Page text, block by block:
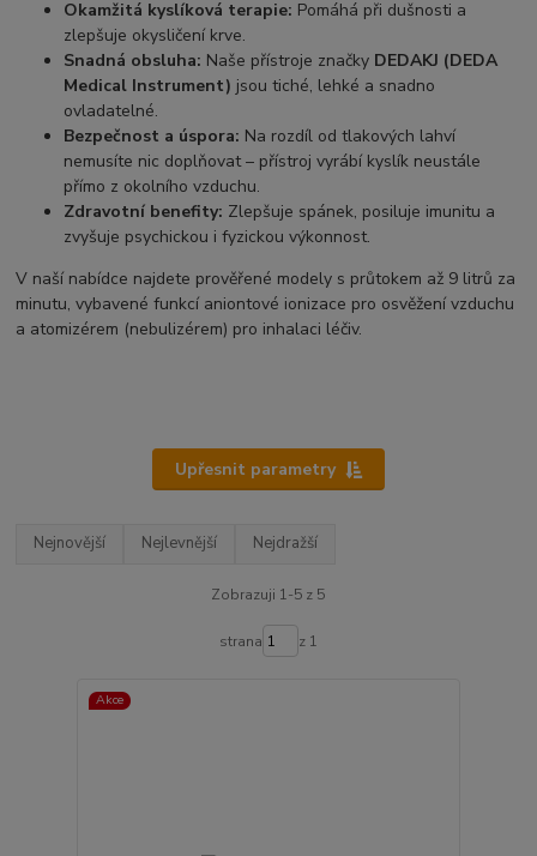
Okamžitá kyslíková terapie: Pomáhá při dušnosti a
zlepšuje okysličení krve.
Snadná obsluha: Naše přístroje značky DEDAKJ (DEDA
Medical Instrument) jsou tiché, lehké a snadno
ovladatelné.
Bezpečnost a úspora: Na rozdíl od tlakových lahví
nemusíte nic doplňovat – přístroj vyrábí kyslík neustále
přímo z okolního vzduchu.
Zdravotní benefity: Zlepšuje spánek, posiluje imunitu a
zvyšuje psychickou i fyzickou výkonnost.
V naší nabídce najdete prověřené modely s průtokem až 9 litrů za
minutu, vybavené funkcí aniontové ionizace pro osvěžení vzduchu
a atomizérem (nebulizérem) pro inhalaci léčiv.
Upřesnit parametry
Nejnovější Nejlevnější Nejdražší
Zobrazuji 1-5 z 5
strana z 1
Akce